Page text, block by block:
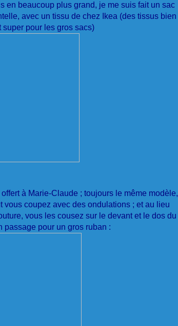
en beaucoup plus grand, je me suis fait un sac
avec un tissu de chez Ikea (des tissus bien
super pour les gros sacs)
à Marie-Claude ; toujours le même modèle,
vous coupez avec des ondulations ; et au lieu
vous les cousez sur le devant et le dos du
passage pour un gros ruban :